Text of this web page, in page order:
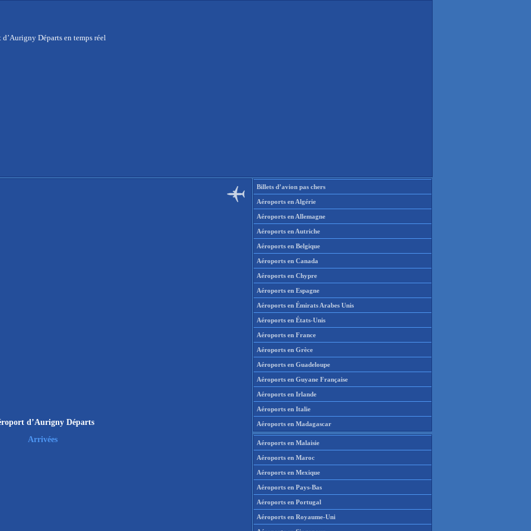
d’Aurigny Départs en temps réel
d’Aurigny Départs
Arrivées
Billets d’avion pas chers
Aéroports en Algérie
Aéroports en Allemagne
Aéroports en Autriche
Aéroports en Belgique
Aéroports en Canada
Aéroports en Chypre
Aéroports en Espagne
Aéroports en Émirats Arabes Unis
Aéroports en États-Unis
Aéroports en France
Aéroports en Grèce
Aéroports en Guadeloupe
Aéroports en Guyane Française
Aéroports en Irlande
Aéroports en Italie
Aéroports en Madagascar
Aéroports en Malaisie
Aéroports en Maroc
Aéroports en Mexique
Aéroports en Pays-Bas
Aéroports en Portugal
Aéroports en Royaume-Uni